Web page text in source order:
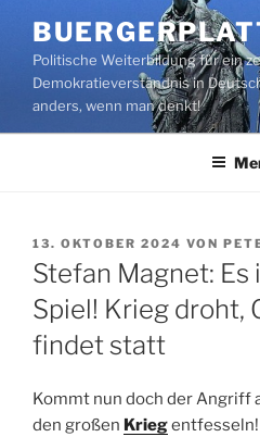
Inhalt
springenPolitische Weiterbildung für ein
Demokratieverständnis in
anders, wenn man denkt!
VERÖFFENTLICHT
AM
13. OKTOBER 2024 VON
Stefan Magnet: Es
Spiel! Krieg droht,
findet statt
Kommt nun doch der Angriff
den großen Kriegentfesseln!